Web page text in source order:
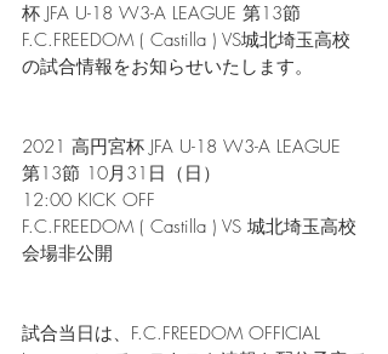
杯 JFA U-18 W3-A LEAGUE 第13節
F.C.FREEDOM ( Castilla ) VS城北埼玉高校
の試合情報をお知らせいたします。
2021 高円宮杯 JFA U-18 W3-A LEAGUE
第13節 10月31日（日）
12:00 KICK OFF
F.C.FREEDOM ( Castilla ) VS 城北埼玉高校
会場非公開
試合当日は、F.C.FREEDOM OFFICIAL